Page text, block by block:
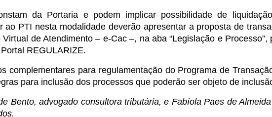
da Portaria e podem implicar possibilidade de
ao PTI nesta modalidade deverão apresentar a proposta de
de Atendimento – e-Cac –, na aba “Legislação e
REGULARIZE.
complementares para regulamentação do Programa de
para inclusão dos processos que poderão ser objeto de
Bento, advogado consultora tributária, e Fabíola Paes de